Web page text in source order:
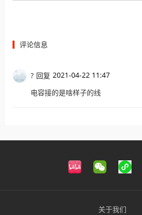
评论信息
? 回复 2021-04-22 11:47
电容接的是啥样子的线
关于我们